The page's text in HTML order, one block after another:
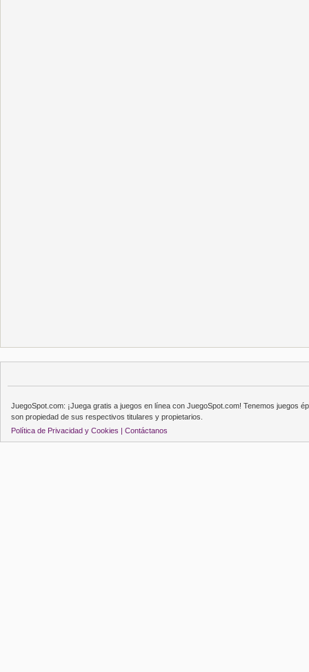
JuegoSpot.com: ¡Juega gratis a juegos en línea con JuegoSpot.com! Tenemos juegos
son propiedad de sus respectivos titulares y propietarios.
Política de Privacidad y Cookies | Contáctanos